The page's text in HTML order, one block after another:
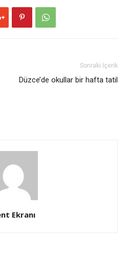
Sonraki İçerik
Düzce’de okullar bir hafta tatil
Ekranı